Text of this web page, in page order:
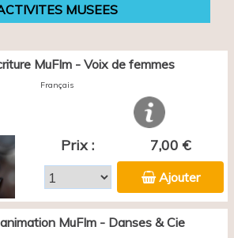
MUSEES
MuFIm - Voix de femmes
Français
Prix : 7,00 €
Ajouter
MuFIm - Danses & Cie